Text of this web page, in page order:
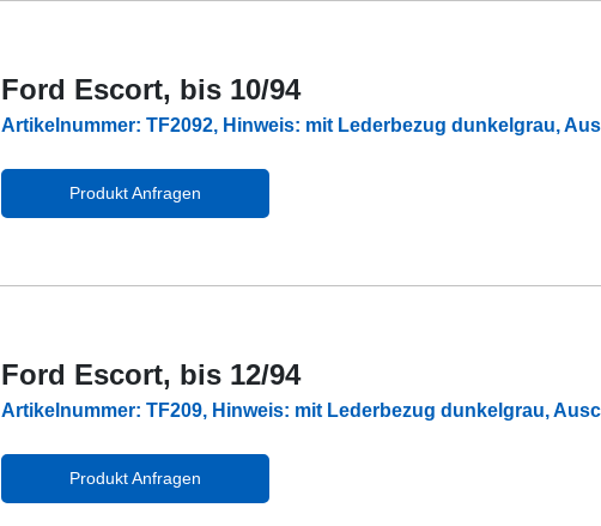
Ford Escort, bis 10/94
Artikelnummer: TF2092, Hinweis: mit Lederbezug dunkelgrau,
Produkt Anfragen
Ford Escort, bis 12/94
Artikelnummer: TF209, Hinweis: mit Lederbezug dunkelgrau,
Produkt Anfragen